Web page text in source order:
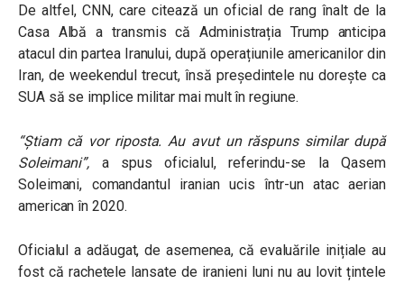
De altfel, CNN, care citează un oficial de rang înalt de la
Casa Albă a transmis că Administrația Trump anticipa
atacul din partea Iranului, după operațiunile americanilor din
Iran, de weekendul trecut, însă președintele nu dorește ca
SUA să se implice militar mai mult în regiune.
“Știam că vor riposta. Au avut un răspuns similar după
Soleimani”, a spus oficialul, referindu-se la Qasem
Soleimani, comandantul iranian ucis într-un atac aerian
american în 2020.
Oficialul a adăugat, de asemenea, că evaluările inițiale au
fost că rachetele lansate de iranieni luni nu au lovit țintele